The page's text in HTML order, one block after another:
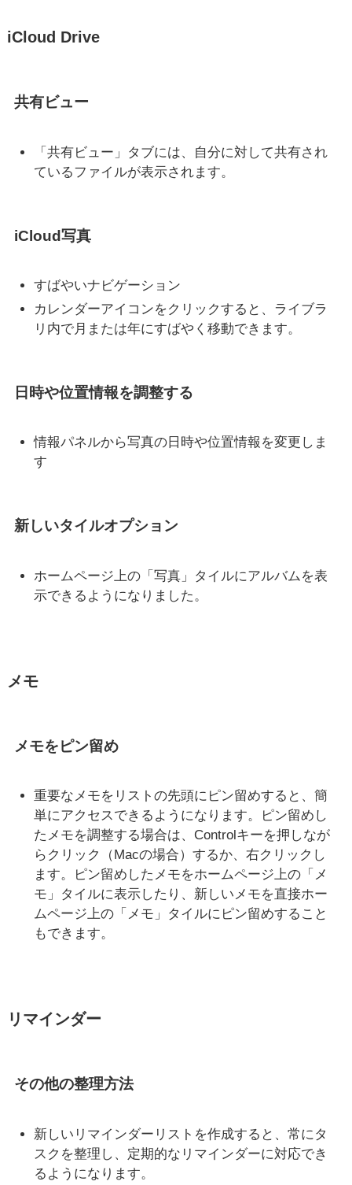
iCloud Drive
共有ビュー
「共有ビュー」タブには、自分に対して共有され
ているファイルが表示されます。
iCloud写真
すばやいナビゲーション
カレンダーアイコンをクリックすると、ライブラ
リ内で月または年にすばやく移動できます。
日時や位置情報を調整する
情報パネルから写真の日時や位置情報を変更しま
す
新しいタイルオプション
ホームページ上の「写真」タイルにアルバムを表
示できるようになりました。
メモ
メモをピン留め
重要なメモをリストの先頭にピン留めすると、簡
単にアクセスできるようになります。ピン留めし
たメモを調整する場合は、Controlキーを押しなが
らクリック（Macの場合）するか、右クリックし
ます。ピン留めしたメモをホームページ上の「メ
モ」タイルに表示したり、新しいメモを直接ホー
ムページ上の「メモ」タイルにピン留めすること
もできます。
リマインダー
その他の整理方法
新しいリマインダーリストを作成すると、常にタ
スクを整理し、定期的なリマインダーに対応でき
るようになります。